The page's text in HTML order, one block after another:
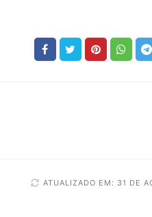
ATUALIZADO EM: 31 DE